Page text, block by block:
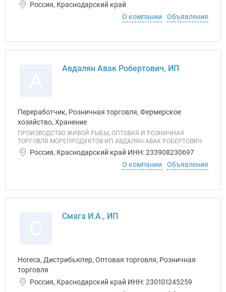
Россия, Краснодарский край
О компании
Объявления
Авдалян Авак Робертович, ИП
Переработчик, Розничная торговля, Фермерское
хозяйство, Хранение
ПРОИЗВОДСТВО ЖИВОЙ РЫБЫ, ОПТОВАЯ И РОЗНИЧНАЯ
ТОРГОВЛЯ МОРЕПРОДУКТОВ ИП АВДАЛЯН АВАК РОБЕРТОВИЧ
Россия, Краснодарский край ИНН: 233908230697
О компании
Объявления
Смага И.А., ИП
Horeca, Дистрибьютер, Оптовая торговля, Розничная
торговля
Россия, Краснодарский край ИНН: 230101245259